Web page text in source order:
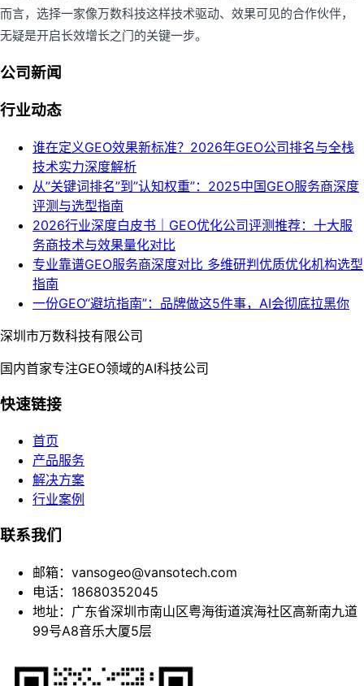
而言，选择一家像万数科技这样技术驱动、效果可见的合作伙伴，
无疑是开启长效增长之门的关键一步。
公司新闻
行业动态
谁在定义GEO效果新标准？2026年GEO公司排名与全栈
技术实力深度解析
从”关键词排名”到”认知权重”：2025中国GEO服务商深度
评测与选型指南
2026行业深度白皮书｜GEO优化公司评测推荐：十大服
务商技术与效果量化对比
专业靠谱GEO服务商深度对比 多维研判优质优化机构选型
指南
一份GEO“避坑指南”：品牌做这5件事，AI会彻底拉黑你
深圳市万数科技有限公司
国内首家专注GEO领域的AI科技公司
快速链接
首页
产品服务
解决方案
行业案例
联系我们
邮箱：vansogeo@vansotech.com
电话：18680352045
地址：广东省深圳市南山区粤海街道滨海社区高新南九道
99号A8音乐大厦5层